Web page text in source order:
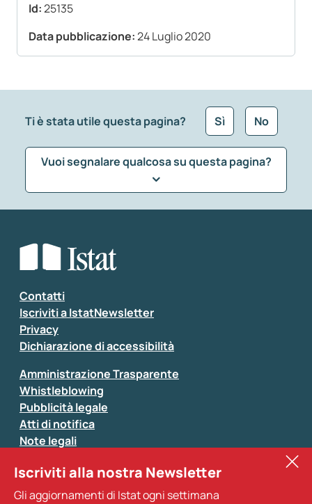
Id:25135
Data pubblicazione:24 Luglio 2020
Ti è stata utile questa pagina? Sì No
Vuoi segnalare qualcosa su questa pagina?
Seleziona la tipologia della segnalazione
Inserisci il tuo commento
Contatti
Iscriviti a IstatNewsletter
Privacy
Dichiarazione di accessibilità
Amministrazione Trasparente
Whistleblowing
Pubblicità legale
Atti di notifica
Note legali
Sistan
Iscriviti alla nostra Newsletter
Gli aggiornamenti di Istat ogni settimana